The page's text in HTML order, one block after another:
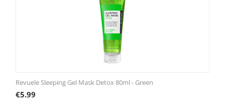
Revuele Sleeping Gel Mask Detox 80ml - Green
€5.99